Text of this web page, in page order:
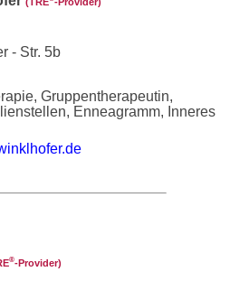
- Str. 5b
Gruppentherapeutin,
Enneagramm, Inneres
®‑Provider)